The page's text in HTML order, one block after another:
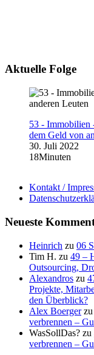
Aktuelle Folge
53 - Immobilien
dem Geld von
30. Juli 2022
18Minuten
Kontakt /
Neueste
Heinrich zu 06
Tim H. zu 49 –
Outsourcing,
Alexandros zu
Projekte,
den Überblick?
Alex Boergerzu
verbrennen –
WasSollDas? zu
verbrennen –